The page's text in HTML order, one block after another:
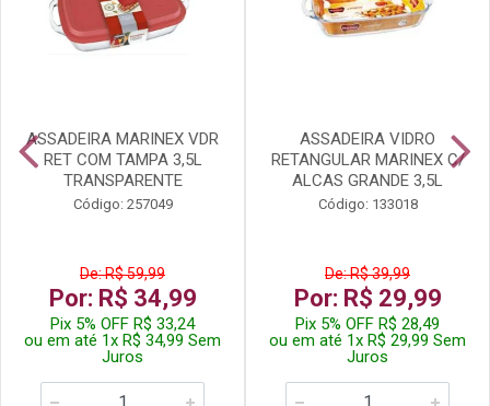
ASSADEIRA MARINEX VDR
RET COM TAMPA 3,5L
TRANSPARENTE
Código: 257049
De: R$ 59,99
Por: R$ 34,99
Pix 5% OFF R$ 33,24
ou em até 1x R$ 34,99 Sem
Juros
ASSADEIRA VIDRO
RETANGULAR MARINEX C/
ALCAS GRANDE 3,5L
Código: 133018
De: R$ 39,99
Por: R$ 29,99
Pix 5% OFF R$ 28,49
ou em até 1x R$ 29,99 Sem
Juros